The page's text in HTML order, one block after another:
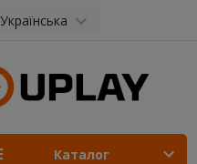
Українська
Каталог